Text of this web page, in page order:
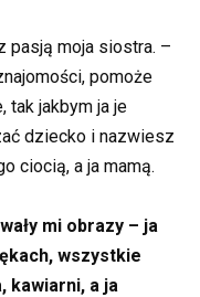
pasją moja siostra. –
pomoże
tak jakbym ja je
dziecko i nazwiesz
ciocią, a ja mamą.
mi obrazy – ja
wszystkie
kawiarni, a ja